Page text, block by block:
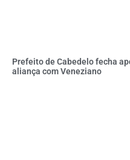
Prefeito de Cabedelo fecha
aliança com Veneziano